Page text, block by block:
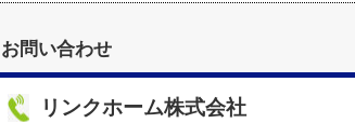
お問い合わせ
リンクホーム株式会社